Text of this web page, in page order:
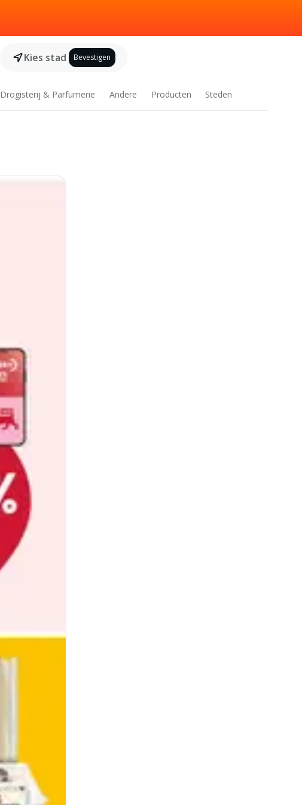
Kies stad Bevestigen
Drogisterij & Parfumerie Andere Producten Steden